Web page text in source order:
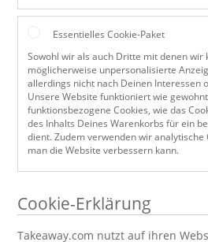
Essentielles Cookie-Paket
Sowohl wir als auch Dritte mit denen
möglicherweise unpersonalisierte
allerdings nicht nach Deinen Interessen
Unsere Website funktioniert wie
funktionsbezogene Cookies, wie das
des Inhalts Deines Warenkorbs für ein
dient. Zudem verwenden wir analytische
man die Website verbessern kann.
Cookie-Erklärung
Takeaway.com nutzt auf ihren